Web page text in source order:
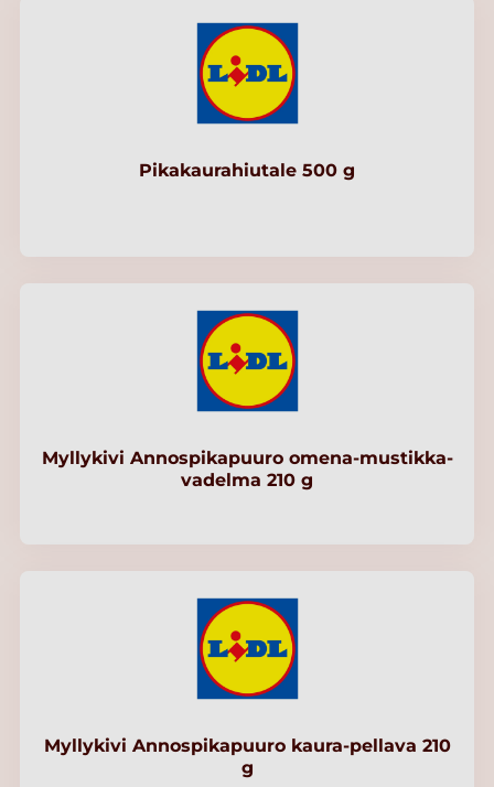
Pikakaurahiutale 500 g
Myllykivi Annospikapuuro omena-mustikka-
vadelma 210 g
Myllykivi Annospikapuuro kaura-pellava 210
g